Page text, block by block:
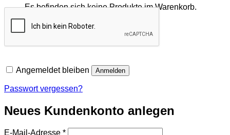
Es befinden sich keine Produkte im Warenkorb.
Zurück zum Shop
Angemeldet bleiben Anmelden
Passwort vergessen?
Neues Kundenkonto anlegen
E-Mail-Adresse *Erforderlich